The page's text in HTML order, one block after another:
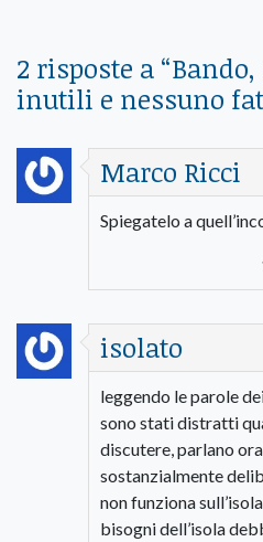
2 risposte a “
inutili e nessuno
Marco Ricci
Spiegatelo a
isolato
leggendo le parole
sono stati distratti
discutere, parlano
sostanzialmente
non funziona
bisogni dell’isola